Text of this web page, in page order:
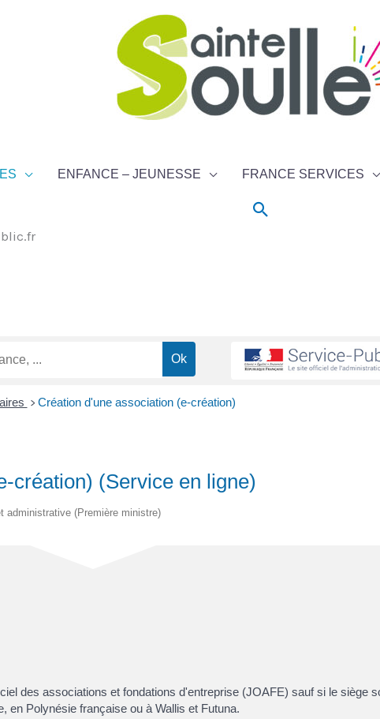
ENFANCE – JEUNESSE FRANCE SERVICES
Rechercher
> Création d'une association (e-création)
création) (Service en ligne)
administrative (Première ministre)
des associations et fondations d'entreprise (JOAFE) sauf si le siège
en Polynésie française ou à Wallis et Futuna.